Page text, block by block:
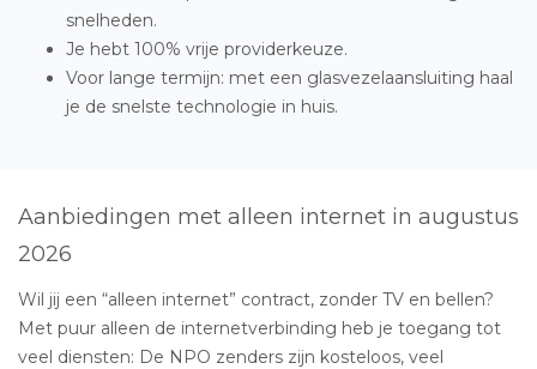
snelheden.
Je hebt 100% vrije providerkeuze.
Voor lange termijn: met een glasvezelaansluiting haal
je de snelste technologie in huis.
Aanbiedingen met alleen internet in augustus
2026
Wil jij een “alleen internet” contract, zonder TV en bellen?
Met puur alleen de internetverbinding heb je toegang tot
veel diensten: De NPO zenders zijn kosteloos, veel